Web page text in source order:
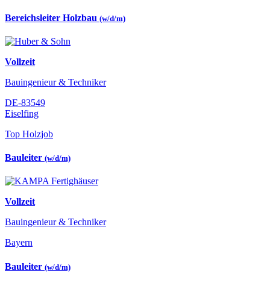
Bereichsleiter Holzbau (w/d/m)
Vollzeit
Bauingenieur & Techniker
DE-83549
Eiselfing
Top Holzjob
Bauleiter (w/d/m)
Vollzeit
Bauingenieur & Techniker
Bayern
Bauleiter (w/d/m)